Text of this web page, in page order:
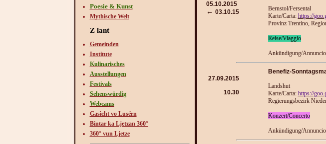
Poesie & Kunst
Mythische Welt
Z lant
Gemeinden
Institute
Kulinarisches
Ausstellungen
Festivals
Sehenswürdig
Webcams
Gasìcht vo Lusérn
Bintar ka Ljetzan 360°
360° vun Ljetze
05.10.2015
← 03.10.15
Bernstol/Fersental
Karte/Carta: https://
Provinz Trentino,
Reise/Viaggio
Ankündigung/
27.09.2015
10.30
Benefiz-
Landshut
Karte/Carta: https://
Regierungsbezirk
Konzert/Concerto
Ankündigung/